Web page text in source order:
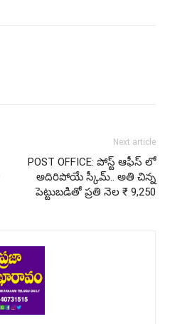
Next article
POST OFFICE: పోస్ట్ ఆఫీస్ లో
అదిరిపోయే స్కీమ్.. అతి చిన్న
పెట్టుబడితో ప్రతి నెల ₹ 9,250